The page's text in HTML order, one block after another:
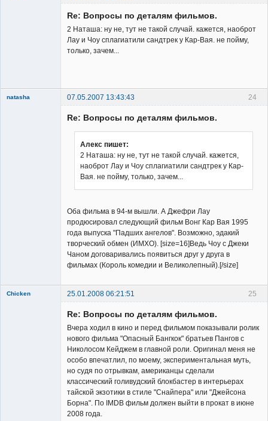
Re: Вопросы по деталям фильмов.
2 Наташа: ну не, тут не такой случай. кажется, наоброт
Лау и Чоу сплагиатили сандтрек у Кар-Вая. не пойму,
только, зачем...
24
natasha 07.05.2007 13:43:43
Re: Вопросы по деталям фильмов.
Алекс пишет:
2 Наташа: ну не, тут не такой случай. кажется,
наоброт Лау и Чоу сплагиатили сандтрек у Кар-
Вая. не пойму, только, зачем...
Оба фильма в 94-м вышли. А Джефри Лау
продюсировал следующий фильм Вонг Кар Вая 1995
года выпуска "Падших ангелов". Возможно, эдакий
творческий обмен (ИМХО). [size=16]Ведь Чоу с Джеки
Чаном договаривались появиться друг у друга в
фильмах (Король комедии и Великолепный).[/size]
25
Chicken
25.01.2008 06:21:51
Re: Вопросы по деталям фильмов.
Вчера ходил в кино и перед фильмом показывали ролик
нового фильма "Опасный Бангкок" братьев Пангов с
Николосом Кейджем в главной роли. Оригинал меня не
особо впечатлил, по моему, экспериментальная муть,
но судя по отрывкам, американцы сделали
классический голивудский блокбастер в интерьерах
тайской экзотики в стиле "Снайпера" или "Джейсона
Борна". По IMDB фильм должен выйти в прокат в июне
2008 года.